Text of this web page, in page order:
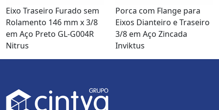
Eixo Traseiro Furado sem
Rolamento 146 mm x 3/8
em Aço Preto GL-G004R
Nitrus
Porca com Flange para
Eixos Dianteiro e Traseiro
3/8 em Aço Zincada
Inviktus